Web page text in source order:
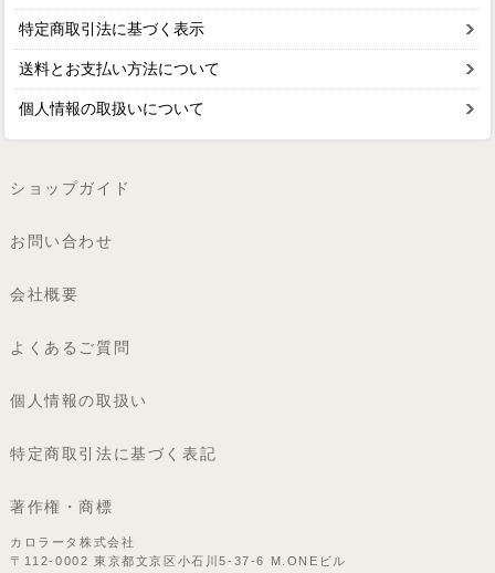
特定商取引法に基づく表示
送料とお支払い方法について
個人情報の取扱いについて
ショップガイド
お問い合わせ
会社概要
よくあるご質問
個人情報の取扱い
特定商取引法に基づく表記
著作権・商標
カロラータ株式会社
〒112-0002 東京都文京区小石川5-37-6 M.ONEビル